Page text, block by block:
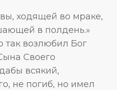
ходящей во мраке,
в полдень.»
так возлюбил Бог
Своего
всякий,
не погиб, но имел